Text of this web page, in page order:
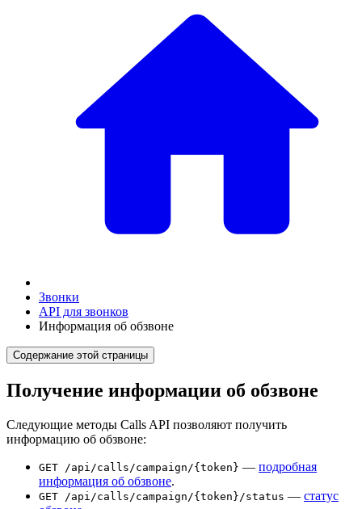
Звонки
API для звонков
Информация об обзвоне
Содержание этой страницы
Получение информации об обзвоне
Следующие методы Calls API позволяют получить
информацию об обзвоне:
GET /api/calls/campaign/{token} — подробная
информация об обзвоне.
GET /api/calls/campaign/{token}/status — статус